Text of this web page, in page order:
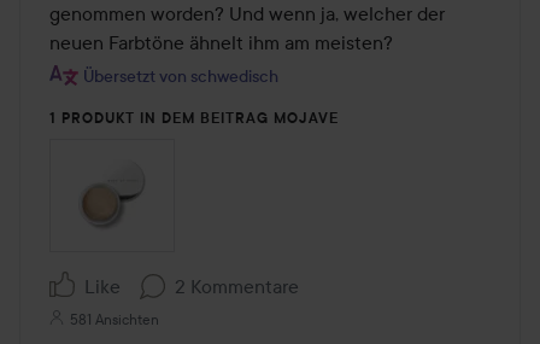
genommen worden? Und wenn ja, welcher der
neuen Farbtöne ähnelt ihm am meisten?
Übersetzt von schwedisch
1 PRODUKT IN DEM BEITRAG MOJAVE
Like 2 Kommentare
581 Ansichten